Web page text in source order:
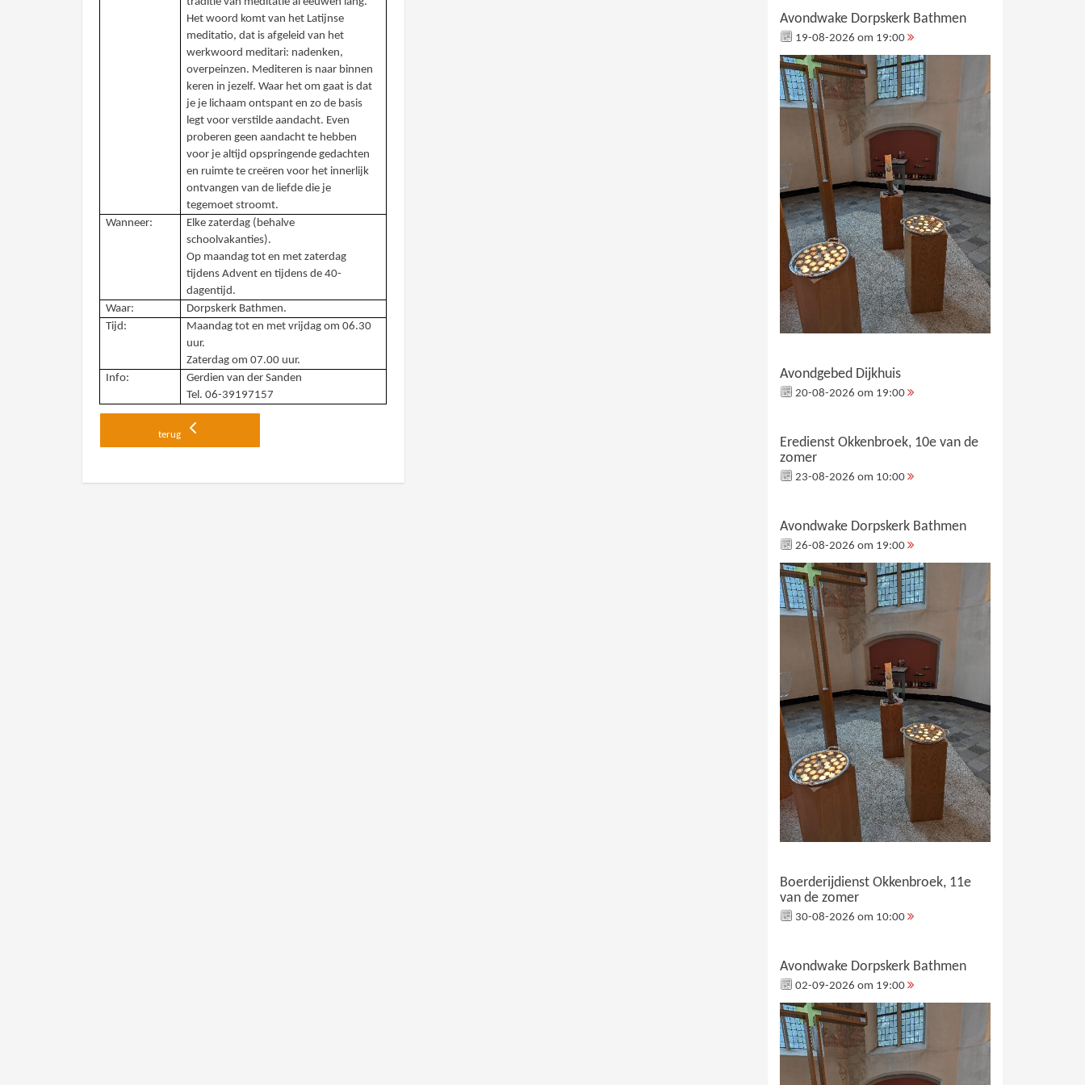
Het woord komt van het Latijnse
meditatio, dat is afgeleid van het
werkwoord meditari: nadenken,
overpeinzen. Mediteren is naar binnen
keren in jezelf. Waar het om gaat is dat
je je lichaam ontspant en zo de basis
legt voor verstilde aandacht. Even
proberen geen aandacht te hebben
voor je altijd opspringende gedachten
en ruimte te creëren voor het innerlijk
ontvangen van de liefde die je
tegemoet stroomt.
Wanneer:
Elke zaterdag (behalve
schoolvakanties).
Op maandag tot en met zaterdag
tijdens Advent en tijdens de 40-
dagentijd.
Waar:
Dorpskerk Bathmen.
Tijd:
Maandag tot en met vrijdag om 06.30
uur.
Zaterdag om 07.00 uur.
Info:
Gerdien van der Sanden
Tel. 06-39197157
terug
Avondwake Dorpskerk Bathmen
19-08-2026 om 19:00
Avondgebed Dijkhuis
20-08-2026 om 19:00
Eredienst Okkenbroek, 10e van de
zomer
23-08-2026 om 10:00
Avondwake Dorpskerk Bathmen
26-08-2026 om 19:00
Boerderijdienst Okkenbroek, 11e
van de zomer
30-08-2026 om 10:00
Avondwake Dorpskerk Bathmen
02-09-2026 om 19:00